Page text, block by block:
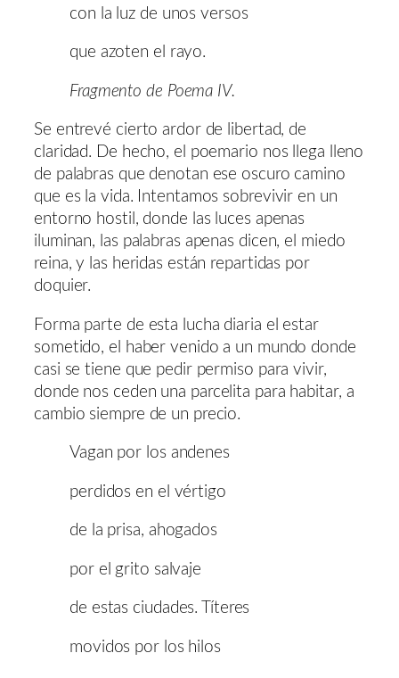
con la luz de unos versos
que azoten el rayo.
Fragmento de Poema IV.
Se entrevé cierto ardor de libertad, de
claridad. De hecho, el poemario nos llega lleno
de palabras que denotan ese oscuro camino
que es la vida. Intentamos sobrevivir en un
entorno hostil, donde las luces apenas
iluminan, las palabras apenas dicen, el miedo
reina, y las heridas están repartidas por
doquier.
Forma parte de esta lucha diaria el estar
sometido, el haber venido a un mundo donde
casi se tiene que pedir permiso para vivir,
donde nos ceden una parcelita para habitar, a
cambio siempre de un precio.
Vagan por los andenes
perdidos en el vértigo
de la prisa, ahogados
por el grito salvaje
de estas ciudades. Títeres
movidos por los hilos